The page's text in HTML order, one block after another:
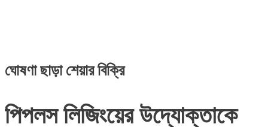
ঘোষণা ছাড়া শেয়ার বিক্রি
পিপলস লিজিংয়ের উদ্যোক্তাকে